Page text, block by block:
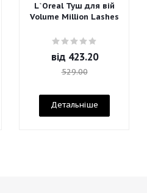
L`Oreal Туш для вій
Volume Million Lashes
від 423.20
529.00
Детальніше